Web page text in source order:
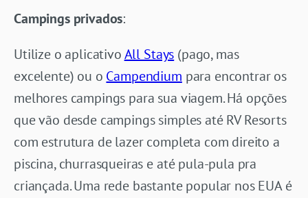
Campings privados:
Utilize o aplicativoAll Stays (pago, mas
excelente) ou o Campendium para encontrar os
melhores campings para sua viagem. Há opções
que vão desde campings simples até RV Resorts
com estrutura de lazer completa com direito a
piscina, churrasqueiras e até pula-pula pra
criançada. Uma rede bastante popular nos EUA é